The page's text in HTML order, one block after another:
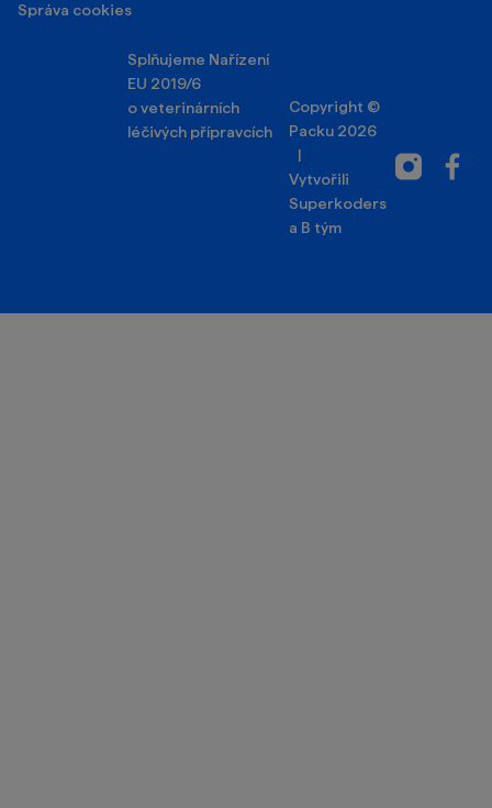
Správa cookies
Splňujeme Nařízení
EU 2019/6
o veterinárních
léčivých přípravcích
Copyright ©
Packu 2026
|
Vytvořili
Superkoders
a B tým
Instagram